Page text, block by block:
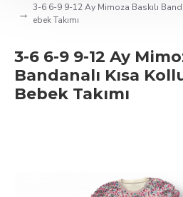
3-6 6-9 9-12 Ay Mimoza Baskılı
ebek Takımı
3-6 6-9 9-12 Ay
Bandanalı Kısa
Bebek Takımı